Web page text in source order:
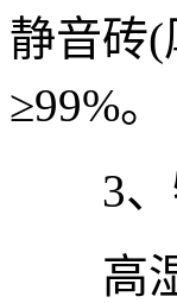
静音砖(
≥99%。
3、
高湿